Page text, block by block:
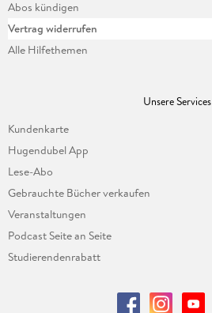
Abos kündigen
Vertrag widerrufen
Alle Hilfethemen
Unsere Services
Kundenkarte
Hugendubel App
Lese-Abo
Gebrauchte Bücher verkaufen
Veranstaltungen
Podcast Seite an Seite
Studierendenrabatt